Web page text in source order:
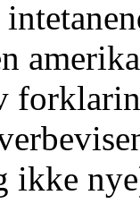
ikke